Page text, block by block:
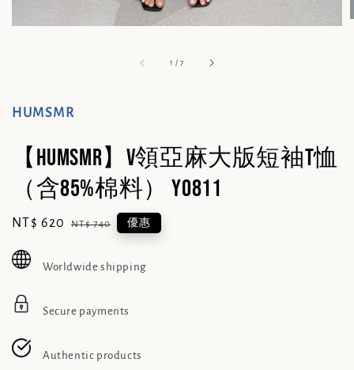
1 /7
HUMSMR
【HUMSMR】V領亞麻大版短袖T恤
（含85%棉料） Y0811
Sale
NT$ 620 Regular
NT$ 740 優惠
Worldwide shipping
Secure payments
Authentic products